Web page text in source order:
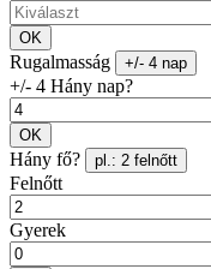
OK
Rugalmasság +/- 4 nap
+/- 4 Hány nap?
OK
Hány fő? pl.: 2 felnőtt
Felnőtt
Gyerek